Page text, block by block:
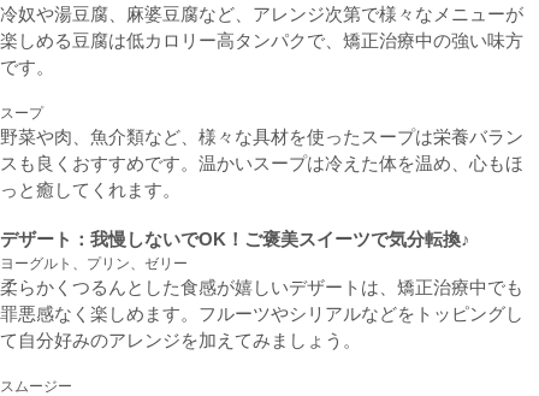
冷奴や湯豆腐、麻婆豆腐など、アレンジ次第で様々なメニューが
楽しめる豆腐は低カロリー高タンパクで、矯正治療中の強い味方
です。
スープ
野菜や肉、魚介類など、様々な具材を使ったスープは栄養バラン
スも良くおすすめです。温かいスープは冷えた体を温め、心もほ
っと癒してくれます。
デザート：我慢しないでOK！ご褒美スイーツで気分転換♪
ヨーグルト、プリン、ゼリー
柔らかくつるんとした食感が嬉しいデザートは、矯正治療中でも
罪悪感なく楽しめます。フルーツやシリアルなどをトッピングし
て自分好みのアレンジを加えてみましょう。
スムージー